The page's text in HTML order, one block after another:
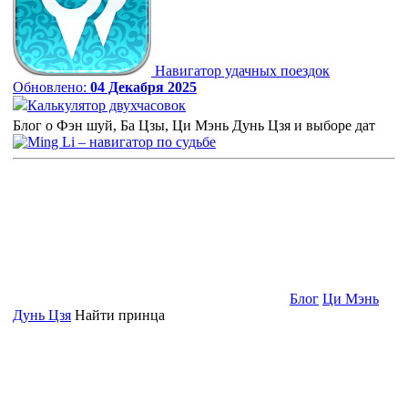
Навигатор удачных поездок
Обновлено: 04 Декабря 2025
Калькулятор двухчасовок
Блог о Фэн шуй, Ба Цзы, Ци Мэнь Дунь Цзя и выборе дат
Блог Ци Мэнь
Дунь Цзя Найти принца